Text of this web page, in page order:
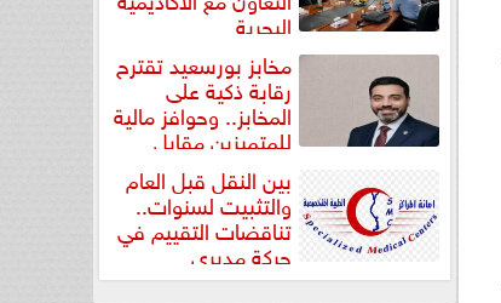
البحرية
مخابز بورسعيد تقترح
رقابة ذكية على
المخابز.. وحوافز مالية
للمتميزين مقابل
بين النقل قبل العام
والتثبيت لسنوات..
تناقضات التقييم في
حركة مديري
”مستشفيات...